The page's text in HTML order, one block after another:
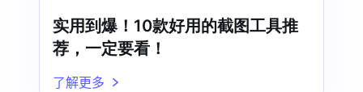
实用到爆！10款好用的截图工具推
荐，一定要看！
了解更多